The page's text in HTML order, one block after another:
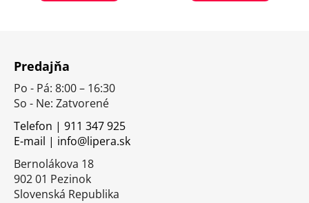
Predajňa
Po - Pá: 8:00 – 16:30
So - Ne: Zatvorené
Telefon | 911 347 925
E-mail | info@lipera.sk
Bernolákova 18
902 01 Pezinok
Slovenská Republika